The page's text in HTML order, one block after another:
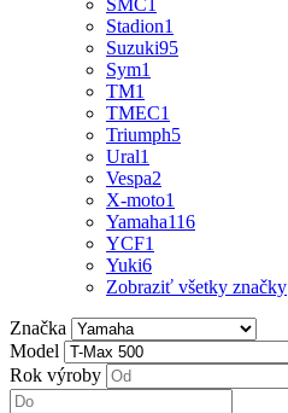
SMC
Stadion1
Suzuki95
Sym1
TM1
TMEC1
Triumph5
Ural1
Vespa2
X-moto1
Yamaha116
YCF1
Yuki6
Zobraziť všetky značky
Značka
Model
Rok výroby